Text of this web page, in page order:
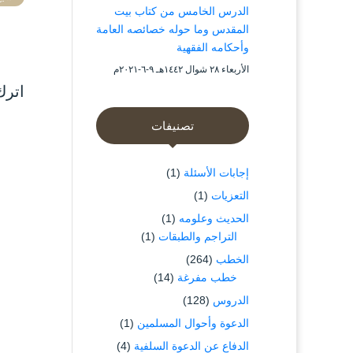
الدرس الخامس من كتاب بيت
المقدس وما حوله خصائصه العامة
وأحكامه الفقهية
الأربعاء ۲۸ شوال ۱٤٤۲هـ ۹-٦-۲۰۲۱م
تصنيفات
إجابات الأسئلة (1)
التعزيات (1)
الحديث وعلومه (1)
التراجم والطبقات (1)
الخطب (264)
خطب مفرغة (14)
الدروس (128)
الدعوة وأحوال المسلمين (1)
الدفاع عن الدعوة السلفية (4)